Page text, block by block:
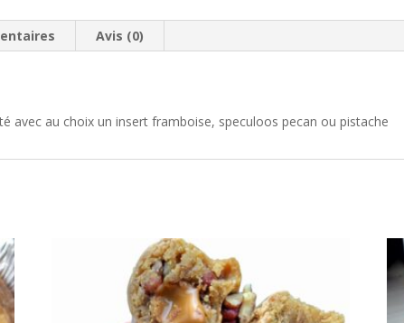
Avis (0)
avec au choix un insert framboise, speculoos pecan ou pistache